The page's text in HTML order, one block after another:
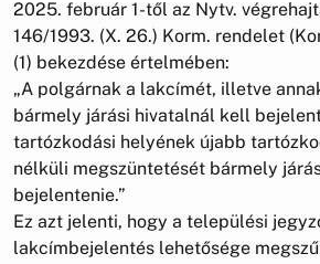
2025. február 1-től az Nytv.
146/1993. (X. 26.) Korm. rendelet
(1) bekezdése értelmében:
„A polgárnak a lakcímét, illetve
bármely járási hivatalnál kell
tartózkodási helyének újabb
nélküli megszüntetését bármely
bejelentenie.”
Ez azt jelenti, hogy a települési
lakcímbejelentés lehetősége